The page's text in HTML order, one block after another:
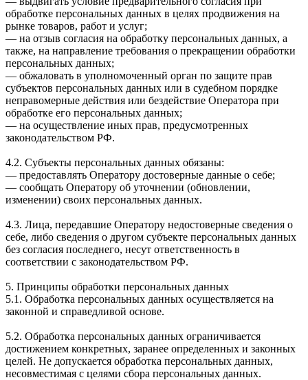
обработке персональных данных в целях продвижения на
рынке товаров, работ и услуг;
— на отзыв согласия на обработку персональных данных, а
также, на направление требования о прекращении обработки
персональных данных;
— обжаловать в уполномоченный орган по защите прав
субъектов персональных данных или в судебном порядке
неправомерные действия или бездействие Оператора при
обработке его персональных данных;
— на осуществление иных прав, предусмотренных
законодательством РФ.
4.2. Субъекты персональных данных обязаны:
— предоставлять Оператору достоверные данные о себе;
— сообщать Оператору об уточнении (обновлении,
изменении) своих персональных данных.
4.3. Лица, передавшие Оператору недостоверные сведения о
себе, либо сведения о другом субъекте персональных данных
без согласия последнего, несут ответственность в
соответствии с законодательством РФ.
5. Принципы обработки персональных данных
5.1. Обработка персональных данных осуществляется на
законной и справедливой основе.
5.2. Обработка персональных данных ограничивается
достижением конкретных, заранее определенных и законных
целей. Не допускается обработка персональных данных,
несовместимая с целями сбора персональных данных.